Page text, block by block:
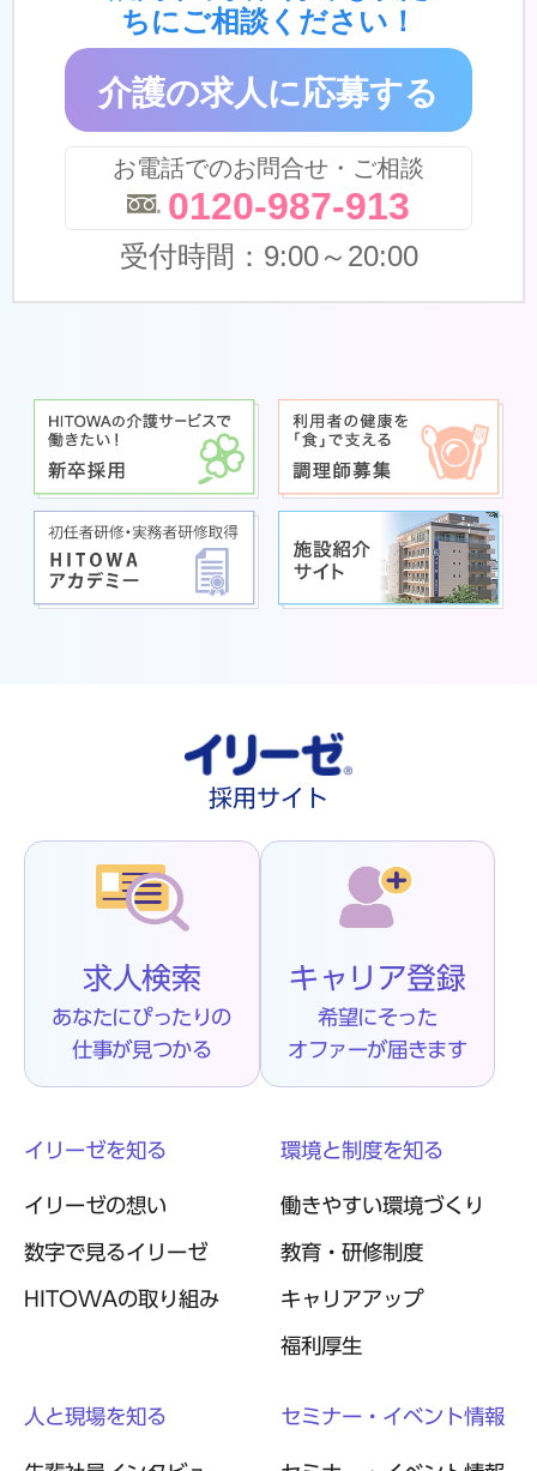
ちにご相談ください！
介護の求人に応募する
お電話でのお問合せ・ご相談
0120-987-913
受付時間：9:00～20:00
採用サイト
求人検索
あなたにぴったりの
仕事が見つかる
キャリア登録
希望にそった
オファーが届きます
イリーゼを知る
イリーゼの想い
数字で見るイリーゼ
HITOWAの取り組み
環境と制度を知る
働きやすい環境づくり
教育・研修制度
キャリアアップ
福利厚生
人と現場を知る セミナー・イベント情報